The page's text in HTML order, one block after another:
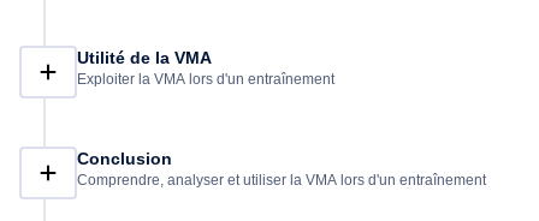
Utilité de la VMA
Exploiter la VMA lors d'un entraînement
Conclusion
Comprendre, analyser et utiliser la VMA lors d'un entraînement